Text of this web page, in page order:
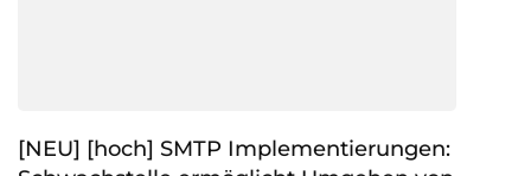
[NEU] [hoch] SMTP Implementierungen: